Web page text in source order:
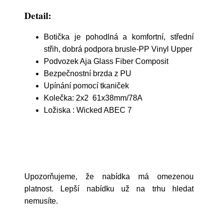
Detail:
Botička je pohodlná a komfortní, střední
střih, dobrá podpora brusle-PP Vinyl Upper
Podvozek Aja Glass Fiber Composit
Bezpečnostní brzda z PU
Upínání pomocí tkaniček
Kolečka: 2x2 61x38mm/78A
Ložiska : Wicked ABEC 7
Upozorňujeme, že nabídka má omezenou
platnost. Lepší nabídku už na trhu hledat
nemusíte.